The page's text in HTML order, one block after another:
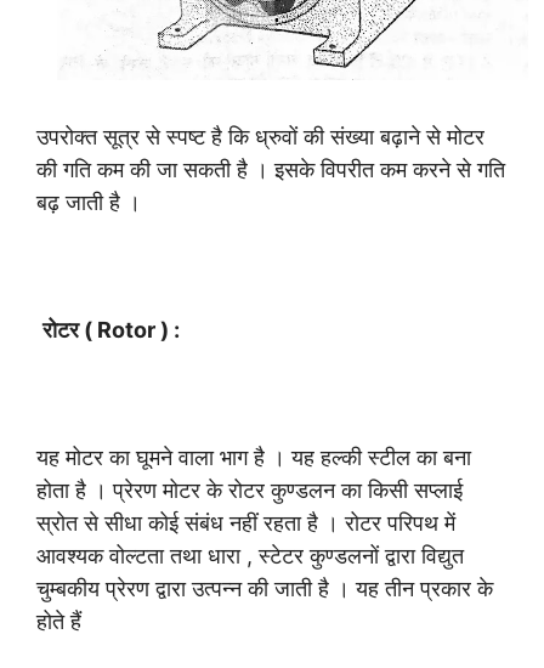
उपरोक्त सूत्र से स्पष्ट है कि ध्रुवों की संख्या बढ़ाने से मोटर
की गति कम की जा सकती है । इसके विपरीत कम करने से गति
बढ़ जाती है ।
रोटर ( Rotor ) :
यह मोटर का घूमने वाला भाग है । यह हल्की स्टील का बना
होता है । प्रेरण मोटर के रोटर कुण्डलन का किसी सप्लाई
स्रोत से सीधा कोई संबंध नहीं रहता है । रोटर परिपथ में
आवश्यक वोल्टता तथा धारा , स्टेटर कुण्डलनों द्वारा विद्युत
चुम्बकीय प्रेरण द्वारा उत्पन्न की जाती है । यह तीन प्रकार के
होते हैं